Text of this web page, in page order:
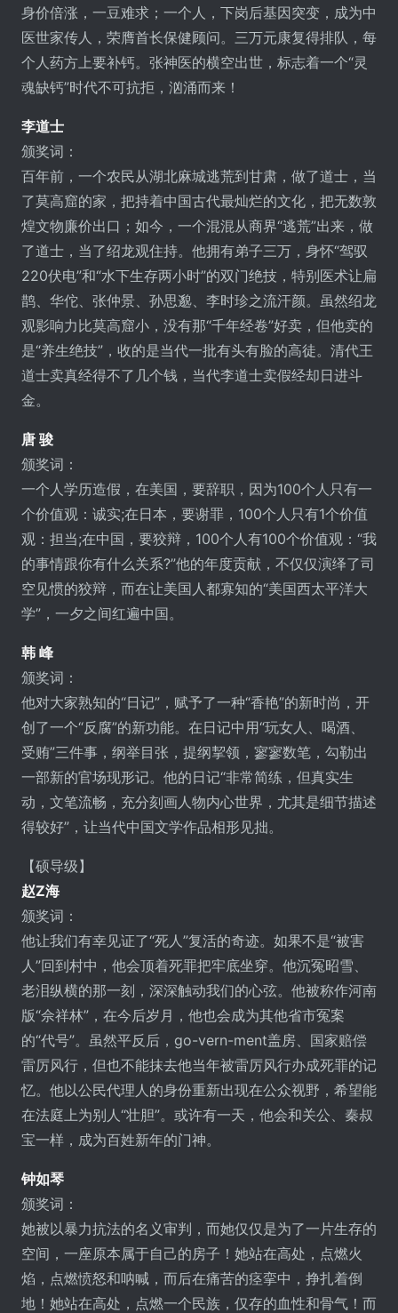
身价倍涨，一豆难求；一个人，下岗后基因突变，成为中
医世家传人，荣膺首长保健顾问。三万元康复得排队，每
个人药方上要补钙。张神医的横空出世，标志着一个“灵
魂缺钙”时代不可抗拒，汹涌而来！
李道士
颁奖词：
百年前，一个农民从湖北麻城逃荒到甘肃，做了道士，当
了莫高窟的家，把持着中国古代最灿烂的文化，把无数敦
煌文物廉价出口；如今，一个混混从商界“逃荒”出来，做
了道士，当了绍龙观住持。他拥有弟子三万，身怀“驾驭
220伏电”和“水下生存两小时”的双门绝技，特别医术让扁
鹊、华佗、张仲景、孙思邈、李时珍之流汗颜。虽然绍龙
观影响力比莫高窟小，没有那“千年经卷”好卖，但他卖的
是“养生绝技”，收的是当代一批有头有脸的高徒。清代王
道士卖真经得不了几个钱，当代李道士卖假经却日进斗
金。
唐 骏
颁奖词：
一个人学历造假，在美国，要辞职，因为100个人只有一
个价值观：诚实;在日本，要谢罪，100个人只有1个价值
观：担当;在中国，要狡辩，100个人有100个价值观：“我
的事情跟你有什么关系?”他的年度贡献，不仅仅演绎了司
空见惯的狡辩，而在让美国人都寡知的“美国西太平洋大
学”，一夕之间红遍中国。
韩 峰
颁奖词：
他对大家熟知的“日记”，赋予了一种“香艳”的新时尚，开
创了一个“反腐”的新功能。在日记中用“玩女人、喝酒、
受贿”三件事，纲举目张，提纲挈领，寥寥数笔，勾勒出
一部新的官场现形记。他的日记“非常简练，但真实生
动，文笔流畅，充分刻画人物内心世界，尤其是细节描述
得较好”，让当代中国文学作品相形见拙。
【硕导级】
赵Z海
颁奖词：
他让我们有幸见证了“死人”复活的奇迹。如果不是“被害
人”回到村中，他会顶着死罪把牢底坐穿。他沉冤昭雪、
老泪纵横的那一刻，深深触动我们的心弦。他被称作河南
版“佘祥林”，在今后岁月，他也会成为其他省市冤案
的“代号”。虽然平反后，go-vern-ment盖房、国家赔偿
雷厉风行，但也不能抹去他当年被雷厉风行办成死罪的记
忆。他以公民代理人的身份重新出现在公众视野，希望能
在法庭上为别人“壮胆”。或许有一天，他会和关公、秦叔
宝一样，成为百姓新年的门神。
钟如琴
颁奖词：
她被以暴力抗法的名义审判，而她仅仅是为了一片生存的
空间，一座原本属于自己的房子！她站在高处，点燃火
焰，点燃愤怒和呐喊，而后在痛苦的痉挛中，挣扎着倒
地！她站在高处，点燃一个民族，仅存的血性和骨气！而